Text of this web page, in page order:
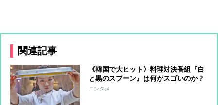
関連記事
《韓国で大ヒット》料理対決番組『白
と黒のスプーン』は何がスゴいのか？
「目隠し審査」「屈辱的な対比構図」
エンタメ